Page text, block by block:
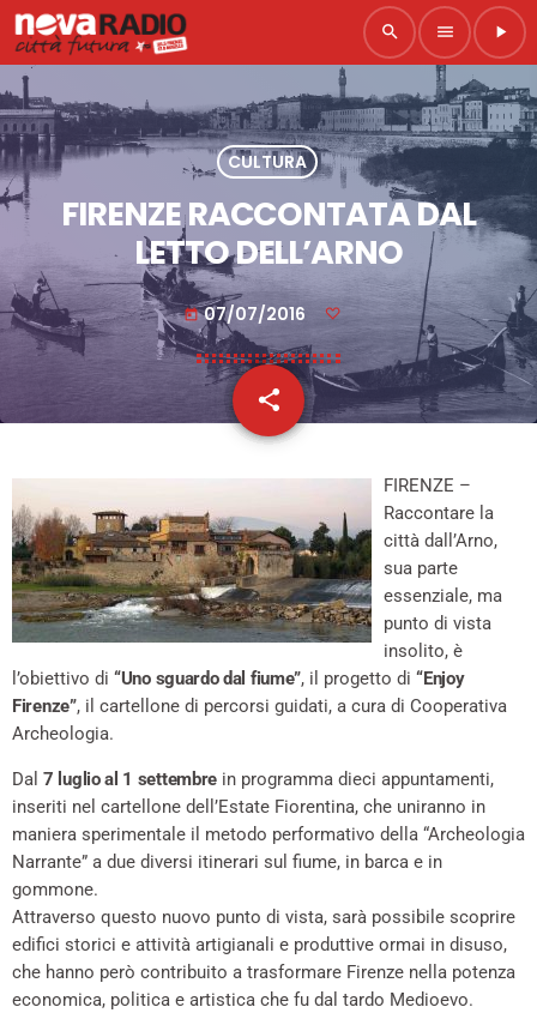
search menu play_arrow
CULTURA
FIRENZE RACCONTATA DAL
LETTO DELL’ARNO
today 07/07/2016
share
email
FIRENZE –
Raccontare la
città dall’Arno,
sua parte
essenziale, ma
punto di vista
insolito, è
l’obiettivo di “Uno sguardo dal fiume”, il progetto di“Enjoy
Firenze”, il cartellone di percorsi guidati, a cura di Cooperativa
Archeologia.
Dal 7 luglio al 1 settembre in programma dieci appuntamenti,
inseriti nel cartellone dell’Estate Fiorentina, che uniranno in
maniera sperimentale il metodo performativo della “Archeologia
Narrante” a due diversi itinerari sul fiume, in barca e in
gommone.
Attraverso questo nuovo punto di vista, sarà possibile scoprire
edifici storici e attività artigianali e produttive ormai in disuso,
che hanno però contribuito a trasformare Firenze nella potenza
economica, politica e artistica che fu dal tardo Medioevo.